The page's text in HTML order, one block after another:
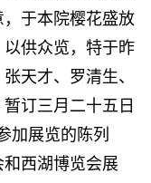
于本院樱花盛放
供众览，特于昨
天才、罗清生、
订三月二十五日
加展览的陈列
西湖博览会展